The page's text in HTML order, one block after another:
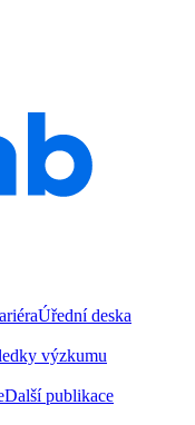
Úřední deska
výzkumu
Další publikace